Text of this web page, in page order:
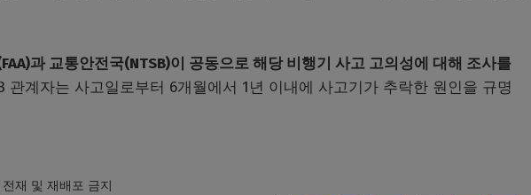
과 교통안전국(NTSB)이 공동으로 해당 비행기 사고 고의성에 대해 조사를
관계자는 사고일로부터 6개월에서 1년 이내에 사고기가 추락한 원인을 규명
재 및 재배포 금지